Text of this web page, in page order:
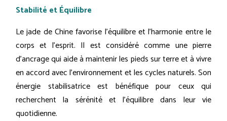
Stabilité et Équilibre
Le jade de Chine favorise l'équilibre et l'harmonie entre le
corps et l'esprit. Il est considéré comme une pierre
d'ancrage qui aide à maintenir les pieds sur terre et à vivre
en accord avec l'environnement et les cycles naturels. Son
énergie stabilisatrice est bénéfique pour ceux qui
recherchent la sérénité et l'équilibre dans leur vie
quotidienne.